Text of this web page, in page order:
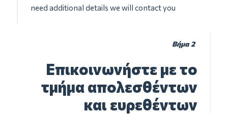
need additional details we will contact you
Βήμα 2
Επικοινωνήστε με το
τμήμα απολεσθέντων
και ευρεθέντων